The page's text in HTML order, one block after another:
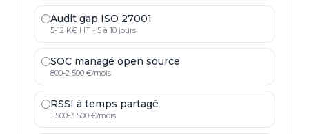
Audit gap ISO 27001
5-12 K€ HT - 5 à 10 jours
SOC managé open source
800-2 500 €/mois
RSSI à temps partagé
1 500-3 500 €/mois